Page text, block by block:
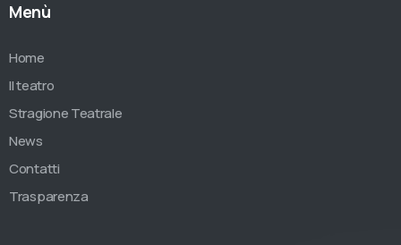
Menù
Home
Il teatro
Stragione Teatrale
News
Contatti
Trasparenza